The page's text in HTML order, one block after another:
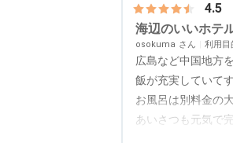
4.5
海辺のいいホテ
osokuma 利用目
広島など中国地方
飯が充実していて
お風呂は別料金の
あいさつも元気で